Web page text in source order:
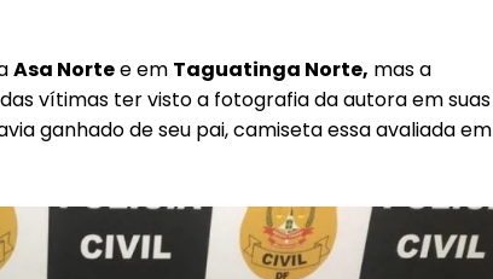
Asa Nortee em Taguatinga Norte, mas a
vítimas ter visto a fotografia da autora em suas
ganhado de seu pai, camiseta essa avaliada em